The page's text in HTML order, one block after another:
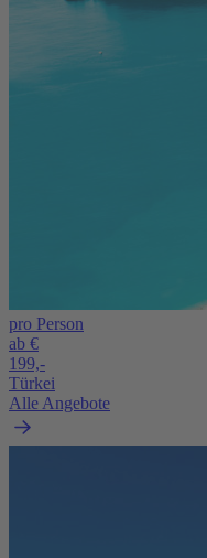
pro Person
ab €
199,-
Türkei
Alle Angebote